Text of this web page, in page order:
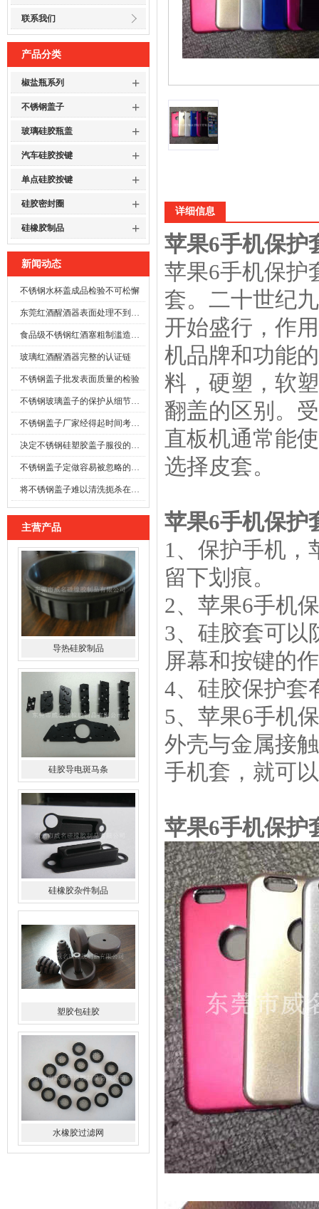
联系我们
产品分类
椒盐瓶系列 +
不锈钢盖子 +
玻璃硅胶瓶盖 +
汽车硅胶按键 +
单点硅胶按键 +
硅胶密封圈 +
硅橡胶制品 +
新闻动态
不锈钢水杯盖成品检验不可松懈
东莞红酒醒酒器表面处理不到位时
食品级不锈钢红酒塞粗制滥造可能酿成事故
玻璃红酒醒酒器完整的认证链
不锈钢盖子批发表面质量的检验
不锈钢玻璃盖子的保护从细节开始
不锈钢盖子厂家经得起时间考验的防线
决定不锈钢硅塑胶盖子服役的寿命
不锈钢盖子定做容易被忽略的施工细节
将不锈钢盖子难以清洗扼杀在萌芽之前
主营产品
导热硅胶制品
硅胶导电斑马条
硅橡胶杂件制品
塑胶包硅胶
水橡胶过滤网
详细信息
苹果6手机保护
苹果6手机保护
套。二十世纪
开始盛行，作
机品牌和功能
料，硬塑，软
翻盖的区别。
直板机通常能
选择皮套。
苹果6手机保护
1、保护手机，
留下划痕。
2、苹果6手机
3、硅胶套可以
屏幕和按键的
4、硅胶保护套
5、苹果6手机
外壳与金属接
手机套，就可
苹果6手机保护